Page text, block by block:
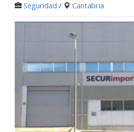
Seguridad / Cantabria